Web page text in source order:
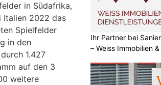
in Südafrika,
Italien 2022 das
Spielfelder
in den
1.427
auf den 3
weitere
Ihr Partner bei
– Weiss Immobilien